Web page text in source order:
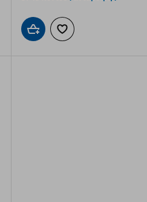
Προσθήκη στο καλάθι
Προσθήκη στα